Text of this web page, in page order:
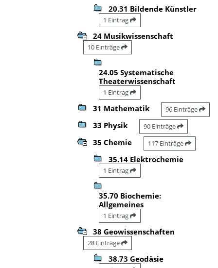
20.31 Bildende Künstler
1 Eintrag
24 Musikwissenschaft
10 Einträge
24.05 Systematische
Theaterwissenschaft
1 Eintrag
31 Mathematik 96 Einträge
33 Physik 90 Einträge
35 Chemie 117 Einträge
35.14 Elektrochemie
1 Eintrag
35.70 Biochemie:
Allgemeines
1 Eintrag
38 Geowissenschaften
28 Einträge
38.73 Geodäsie